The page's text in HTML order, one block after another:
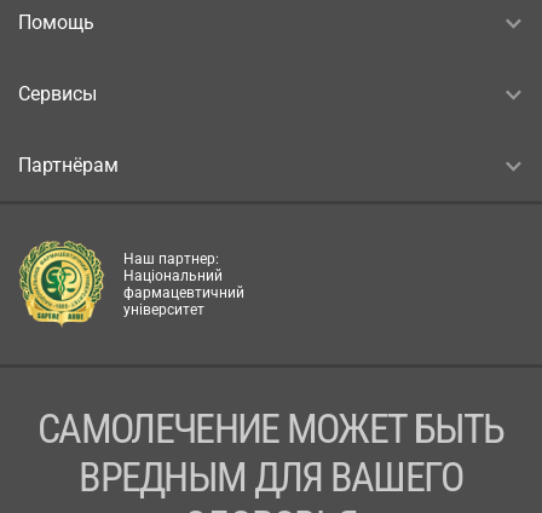
Помощь
Сервисы
Партнёрам
Наш партнер:
Національний
фармацевтичний
університет
САМОЛЕЧЕНИЕ МОЖЕТ БЫТЬ
ВРЕДНЫМ ДЛЯ ВАШЕГО